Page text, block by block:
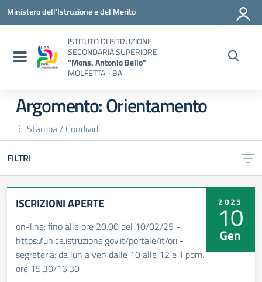
Vai ai contenuti
Vai al menu di navigazione
Vai al footer
Ministero dell'Istruzione e del Merito
ISTITUTO DI ISTRUZIONE
SECONDARIA SUPERIORE
"Mons. Antonio Bello"
MOLFETTA - BA
Argomento: Orientamento
Stampa / Condividi
FILTRI
2025
10
Gen
ISCRIZIONI APERTE
on-line: fino alle ore 20.00 del 10/02/25 -
https://unica.istruzione.gov.it/portale/it/ori -
segreteria: da lun a ven dalle 10 alle 12 e il pom.
ore 15.30/16.30